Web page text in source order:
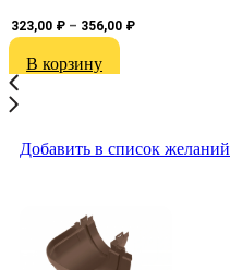
323,00 ₽– 356,00 ₽
В корзину
Добавить в список желаний